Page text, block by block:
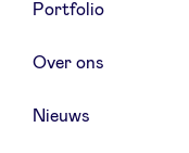
Ontvang een
Portfolio
Over ons
Nieuws